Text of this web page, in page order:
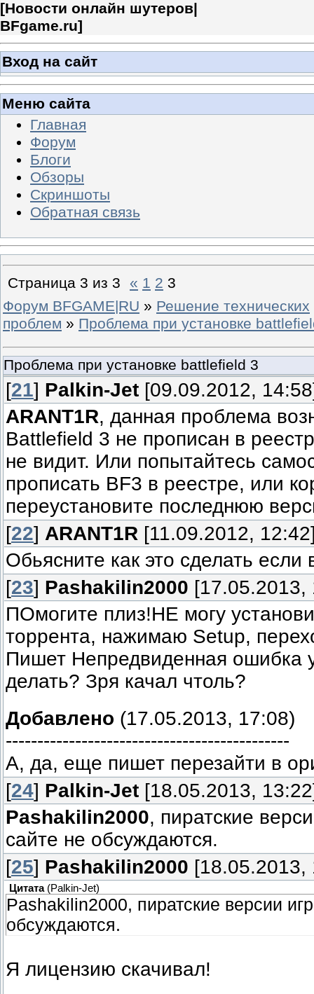
[Новости онлайн шутеров|
BFgame.ru]
Вход на сайт
Меню сайта
Главная
Форум
Блоги
Обзоры
Скриншоты
Обратная связь
Страница 3 из 3 « 1 2 3
Форум BFGAME|RU » Решение технических
проблем » Проблема при установке
Проблема при установке battlefield 3
[21] Palkin-Jet [09.09.2012,
ARANT1R, данная проблема
Battlefield 3 не прописан в
не видит. Или попытайтесь
прописать BF3 в реестре, или
переустановите последнюю
[22] ARANT1R [11.09.2012,
Обьясните как это сделать если
[23] Pashakilin2000 [17.05.2013,
ПОмогите плиз!НЕ могу
торрента, нажимаю Setup,
Пишет Непредвиденная ошибка
делать? Зря качал чтоль?
Добавлено (17.05.2013, 17:08)
---------------------------------------------
А, да, еще пишет перезайти в
[24] Palkin-Jet [18.05.2013,
Pashakilin2000, пиратские
сайте не обсуждаются.
[25] Pashakilin2000 [18.05.2013,
Цитата(Palkin-Jet)
Pashakilin2000, пиратские версии
обсуждаются.
Я лицензию скачивал!